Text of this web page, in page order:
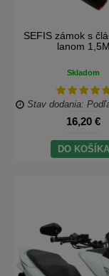
SEFIS zámok s
lanom 1,5M
Skladom
Stav dodania:
16,20 €
DO KOŠÍKA